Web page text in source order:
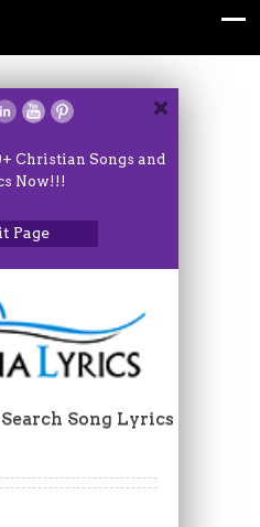
Christian Songs and
Now!!!
Page
Search Song Lyrics